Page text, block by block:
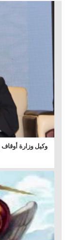
وكيل وزارة